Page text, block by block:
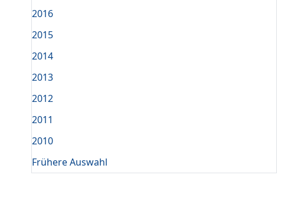
2016
2015
2014
2013
2012
2011
2010
Frühere Auswahl